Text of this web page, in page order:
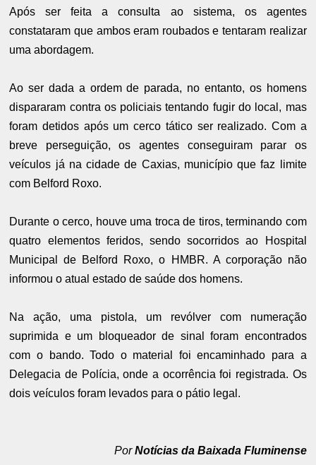
Após ser feita a consulta ao sistema, os agentes
constataram que ambos eram roubados e tentaram realizar
uma abordagem.
Ao ser dada a ordem de parada, no entanto, os homens
dispararam contra os policiais tentando fugir do local, mas
foram detidos após um cerco tático ser realizado. Com a
breve perseguição, os agentes conseguiram parar os
veículos já na cidade de Caxias, município que faz limite
com Belford Roxo.
Durante o cerco, houve uma troca de tiros, terminando com
quatro elementos feridos, sendo socorridos ao Hospital
Municipal de Belford Roxo, o HMBR. A corporação não
informou o atual estado de saúde dos homens.
Na ação, uma pistola, um revólver com numeração
suprimida e um bloqueador de sinal foram encontrados
com o bando. Todo o material foi encaminhado para a
Delegacia de Polícia, onde a ocorrência foi registrada. Os
dois veículos foram levados para o pátio legal.
PorNotícias da Baixada Fluminense